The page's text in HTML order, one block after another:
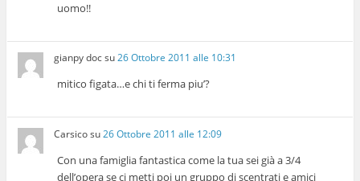
uomo!!
gianpy docsu26 Ottobre 2011 alle 10:31
mitico figata…e chi ti ferma piu’?
Carsicosu26 Ottobre 2011 alle 12:09
Con una famiglia fantastica come la tua sei già a 3/4
dell’opera se ci metti poi un gruppo di scentrati e amici